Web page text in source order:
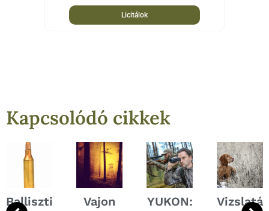
Licitálok
Kapcsolódó cikkek
Ballisztikai
Vajon
YUKON:
Vizslatás